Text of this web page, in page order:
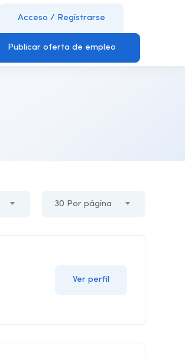
Acceso / Registrarse
Publicar oferta de empleo
30 Por página
Ver perfil